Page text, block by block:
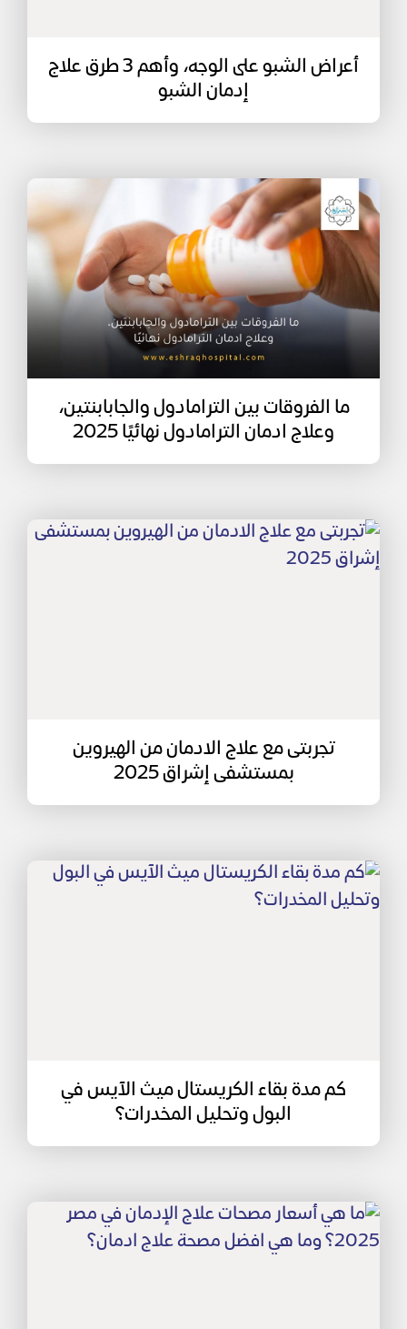
أعراض الشبو على الوجه، وأهم 3 طرق علاج
إدمان الشبو
ما الفروقات بين الترامادول والجابابنتين،
وعلاج ادمان الترامادول نهائيًا 2025
تجربتى مع علاج الادمان من الهيروين
بمستشفى إشراق 2025
كم مدة بقاء الكريستال ميث الآيس في
البول وتحليل المخدرات؟